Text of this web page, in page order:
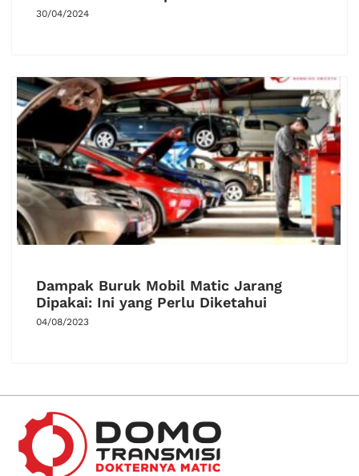
30/04/2024
Dampak Buruk Mobil Matic Jarang
Dipakai: Ini yang Perlu Diketahui
04/08/2023